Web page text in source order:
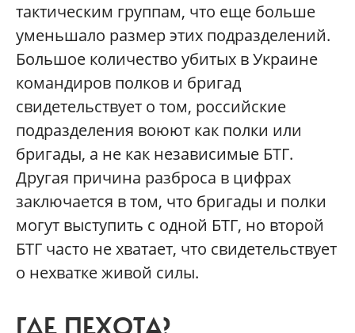
тактическим группам, что еще больше
уменьшало размер этих подразделений.
Большое количество убитых в Украине
командиров полков и бригад
свидетельствует о том, российские
подразделения воюют как полки или
бригады, а не как независимые БТГ.
Другая причина разброса в цифрах
заключается в том, что бригады и полки
могут выступить с одной БТГ, но второй
БТГ часто не хватает, что свидетельствует
о нехватке живой силы.